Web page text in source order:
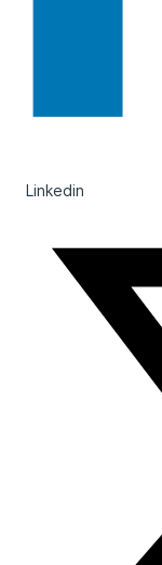
Linkedin